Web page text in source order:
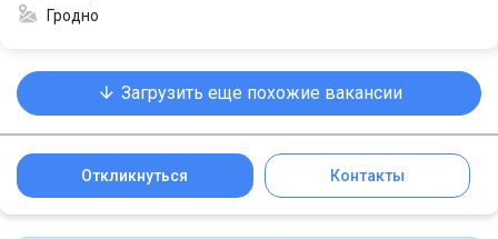
Гродно
Загрузить еще похожие вакансии
Откликнуться Контакты